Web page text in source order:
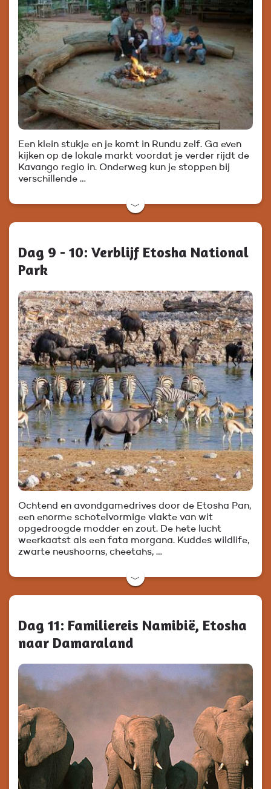
Een klein stukje en je komt in Rundu zelf. Ga even
kijken op de lokale markt voordat je verder rijdt de
Kavango regio in. Onderweg kun je stoppen bij
verschillende …
﹀
Dag 9 - 10: Verblijf Etosha National
Park
Ochtend en avondgamedrives door de Etosha Pan,
een enorme schotelvormige vlakte van wit
opgedroogde modder en zout. De hete lucht
weerkaatst als een fata morgana. Kuddes wildlife,
zwarte neushoorns, cheetahs, …
﹀
Dag 11: Familiereis Namibië, Etosha
naar Damaraland